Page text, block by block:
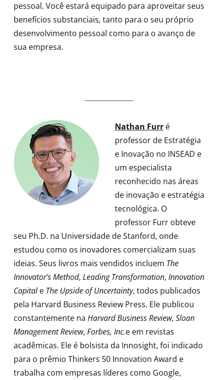
pessoal. Você estará equipado para aproveitar seus
benefícios substanciais, tanto para o seu próprio
desenvolvimento pessoal como para o avanço de
sua empresa.
Nathan Furr é
professor de Estratégia
e Inovação no INSEAD e
um especialista
reconhecido nas áreas
de inovação e estratégia
tecnológica. O
professor Furr obteve
seu Ph.D. na Universidade de Stanford, onde
estudou como os inovadores comercializam suas
ideias. Seus livros mais vendidos incluem The
Innovator’s Method, Leading Transformation, Innovation
Capitale The Upside of Uncertainty, todos publicados
pela Harvard Business Review Press. Ele publicou
constantemente na Harvard Business Review, Sloan
Management Review, Forbes, Inc.e em revistas
acadêmicas. Ele é bolsista da Innosight, foi indicado
para o prêmio Thinkers 50 Innovation Award e
trabalha com empresas líderes como Google,